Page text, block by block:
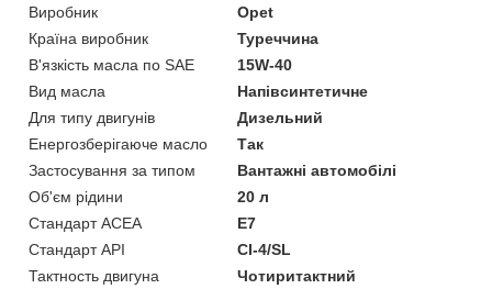
Виробник
Opet
Країна виробник
Туреччина
В'язкість масла по SAE
15W-40
Вид масла
Напівсинтетичне
Для типу двигунів
Дизельний
Енергозберігаюче масло
Так
Застосування за типом
Вантажні автомобілі
Об'єм рідини
20 л
Стандарт ACEA
E7
Стандарт API
CI-4/SL
Тактность двигуна
Чотиритактний